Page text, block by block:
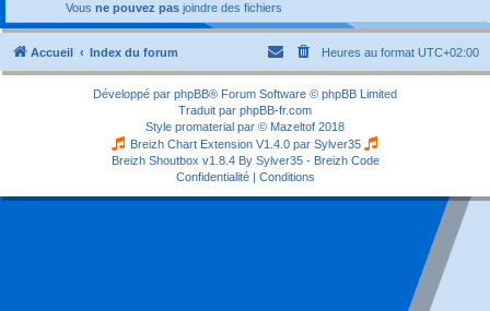
Vous ne pouvez pas joindre des fichiers
Accueil Index du forum Heures au format UTC+02:00
Développé par phpBB® Forum Software © phpBB Limited
Traduit par phpBB-fr.com
Style promaterial par © Mazeltof 2018
Breizh Chart Extension V1.4.0 par Sylver35
Breizh Shoutbox v1.8.4 By Sylver35 - Breizh Code
Confidentialité| Conditions